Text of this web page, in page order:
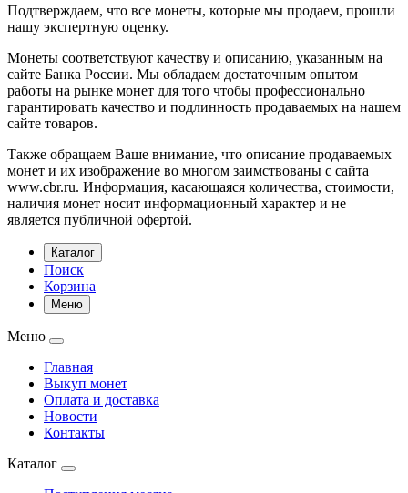
Подтверждаем, что все монеты, которые мы продаем, прошли
нашу экспертную оценку.
Монеты соответствуют качеству и описанию, указанным на
сайте Банка России. Мы обладаем достаточным опытом
работы на рынке монет для того чтобы профессионально
гарантировать качество и подлинность продаваемых на нашем
сайте товаров.
Также обращаем Ваше внимание, что описание продаваемых
монет и их изображение во многом заимствованы с сайта
www.cbr.ru. Информация, касающаяся количества, стоимости,
наличия монет носит информационный характер и не
является публичной офертой.
Каталог
Поиск
Корзина
Меню
Меню
Главная
Выкуп монет
Оплата и доставка
Новости
Контакты
Каталог